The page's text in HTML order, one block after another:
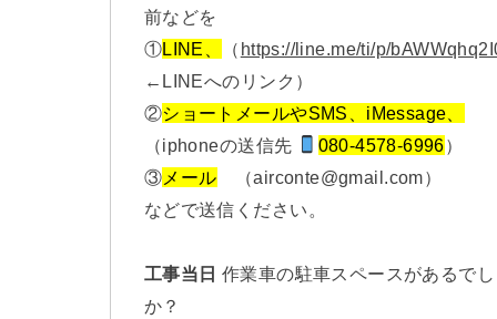
前などを
①LINE、 （ https://line.me/ti/p/
←LINEへのリンク）
②ショートメールやSMS、iMessage、
（iphoneの送信先
080-4578-6996）
③ メール （airconte@gmail.com）
などで送信ください。
工事当日 作業車の駐車スペースがあるで
か？